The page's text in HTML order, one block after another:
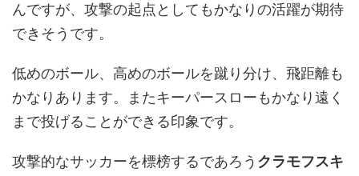
んですが、攻撃の起点としてもかなりの活躍が期待
できそうです。
低めのボール、高めのボールを蹴り分け、飛距離も
かなりあります。またキーパースローもかなり遠く
まで投げることができる印象です。
攻撃的なサッカーを標榜するであろう クラモフスキ